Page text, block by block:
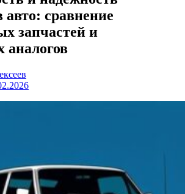
авто: сравнение
запчастей и
аналогов